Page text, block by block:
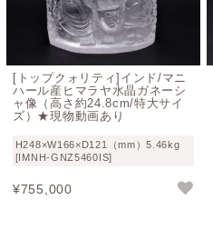
[トップクォリティ]インド/マニ
ハール産ヒマラヤ水晶ガネーシ
ャ像（高さ約24.8cm/特大サイ
ズ）★現物動画あり
H248×W166×D121（mm）5.46kg
[IMNH-GNZ5460IS]
¥755,000